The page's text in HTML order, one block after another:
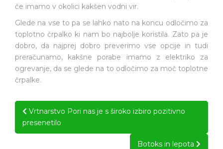
če imamo v okolici kakšen vodni vir.
Glede na vse to pa se lahko nato na koncu odločimo za
toplotno črpalko ki nam bo najbolje koristila. Zato pa je
dobro, da najprej dobro preverimo vse opcije in tudi
preračunamo, kakšne porabe imamo z elektriko za
ogrevanje, da se glede na to odločimo za moč toplotne
črpalke.
Post
navigation
Vrtnarstvo Pori nas je s široko izbiro pozitivno
presenetilo
Botoks in lepota